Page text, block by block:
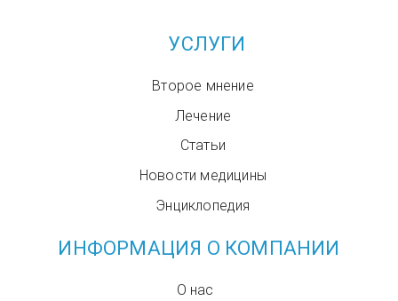
УСЛУГИ
Второе мнение
Лечение
Статьи
Новости медицины
Энциклопедия
ИНФОРМАЦИЯ О КОМПАНИИ
О нас